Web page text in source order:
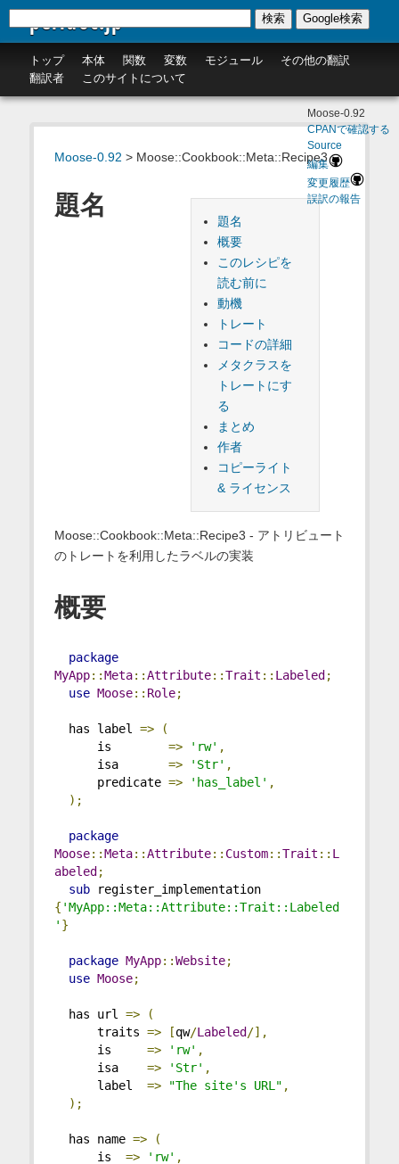
perldoc.jp
トップ 本体 関数 変数 モジュール
その他の翻訳
翻訳者
このサイトについて
検索 Google検索
Moose-0.92 > Moose::Cookbook::Meta::Recipe3
Moose-0.92
CPANで確認する
Source
編集
変更履歴
誤訳の報告
題名
概要
このレシピを
読む前に
動機
トレート
コードの詳細
メタクラスを
トレートにす
る
まとめ
作者
コピーライト
& ライセンス
題名
Moose::Cookbook::Meta::Recipe3 - アトリビュート
のトレートを利用したラベルの実装
概要
package
MyApp::Meta::Attribute::Trait :: Labeled ;
use Moose:: Role;
has label =>
(
is => 'rw' ,
isa => 'Str' ,
predicate => 'has_label' ,
);
package
Moose::Meta::Attribute:: Custom::Trait :: L
abeled ;
sub
register_implementation
{ 'MyApp::Meta::Attribute::Trait::Labeled
' }
package MyApp::Website;
use Moose;
has url =>
(
traits => [qw/Labeled /],
is => 'rw' ,
isa => 'Str' ,
label => "The site's URL" ,
);
has name =>
(
is => 'rw' ,